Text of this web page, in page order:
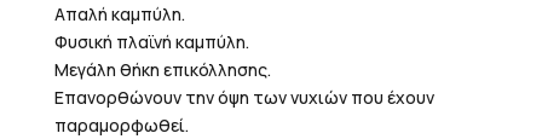
Απαλή καμπύλη.
Φυσική πλαϊνή καμπύλη.
Μεγάλη θήκη επικόλλησης.
Επανορθώνουν την όψη των νυχιών που έχουν
παραμορφωθεί.